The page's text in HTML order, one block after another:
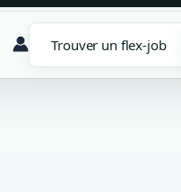
Trouver un flex-job